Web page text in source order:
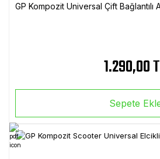
GP Kompozit Universal Çift
1.290,00
Sepete